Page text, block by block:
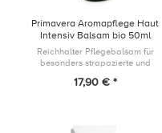
Primavera Aromapflege Haut
Intensiv Balsam bio 50ml
Reichhalter Pflegebalsam für
besonders strapazierte und
17,90 € *